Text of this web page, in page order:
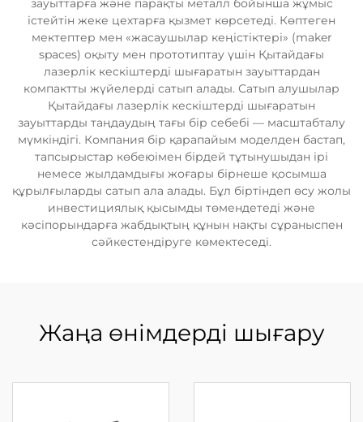
зауыттарға және парақты металл бойынша жұмыс
істейтін жеке цехтарға қызмет көрсетеді. Көптеген
мектептер мен «жасаушылар кеңістіктері» (maker
spaces) оқыту мен прототиптау үшін Қытайдағы
лазерлік кескіштерді шығаратын зауыттардан
компактты жүйелерді сатып алады. Сатып алушылар
Қытайдағы лазерлік кескіштерді шығаратын
зауыттарды таңдаудың тағы бір себебі — масштабталу
мүмкіндігі. Компания бір қарапайым моделден бастап,
тапсырыстар көбеюімен бірдей тұтынушыдан ірі
немесе жылдамдығы жоғары бірнеше қосымша
құрылғыларды сатып ала алады. Бұл біртіндеп өсу жолы
инвестициялық қысымды төмендетеді және
кәсіпорындарға жабдықтың құнын нақты сұраныспен
сәйкестендіруге көмектеседі.
Жаңа өнімдерді шығару